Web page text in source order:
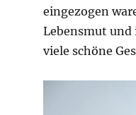
eingezogen
Lebensmut und
viele schöne